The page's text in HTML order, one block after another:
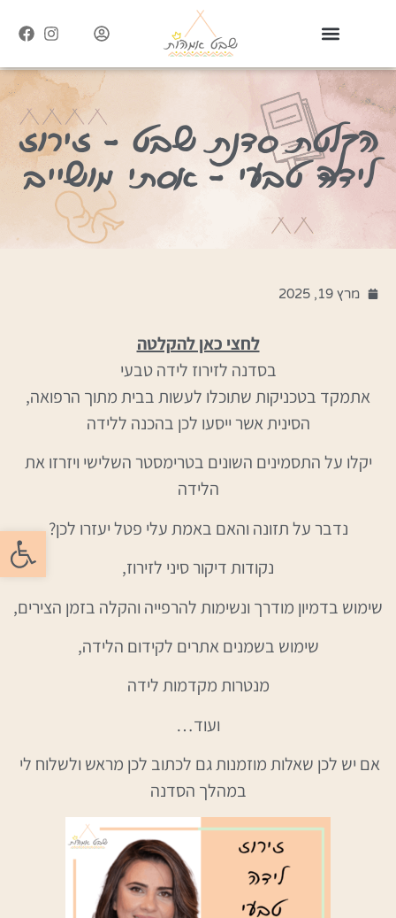
פתח
הקלטת סדנת שבט – זירוז
לידה טבעי – אסתי מושייב
מרץ 19, 2025
לחצי כאן להקלטה
בסדנה לזירוז לידה טבעי
,אתמקד בטכניקות שתוכלו לעשות בבית מתוך הרפואה
הסינית אשר ייסעו לכן בהכנה ללידה
יקלו על התסמינים השונים בטרימסטר השלישי ויזרזו את
הלידה
נדבר על תזונה והאם באמת עלי פטל יעזרו לכן?
נקודות דיקור סיני לזירוז,
שימוש בדמיון מודרך ונשימות להרפייה והקלה בזמן הצירים,
שימוש בשמנים אתרים לקידום הלידה,
מנטרות מקדמות לידה
ועוד…
במהלך הסדנה